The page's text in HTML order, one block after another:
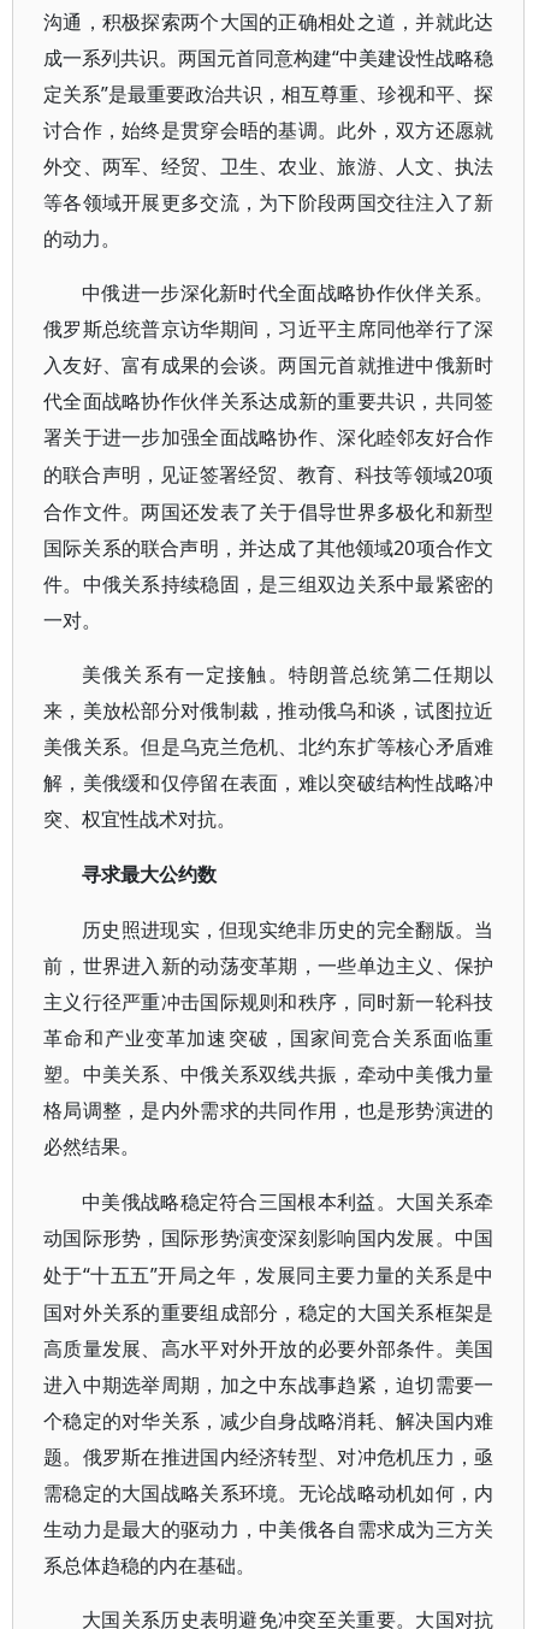
沟通，积极探索两个大国的正确相处之道，并就此达
成一系列共识。两国元首同意构建“中美建设性战略稳
定关系”是最重要政治共识，相互尊重、珍视和平、探
讨合作，始终是贯穿会晤的基调。此外，双方还愿就
外交、两军、经贸、卫生、农业、旅游、人文、执法
等各领域开展更多交流，为下阶段两国交往注入了新
的动力。
中俄进一步深化新时代全面战略协作伙伴关系。
俄罗斯总统普京访华期间，习近平主席同他举行了深
入友好、富有成果的会谈。两国元首就推进中俄新时
代全面战略协作伙伴关系达成新的重要共识，共同签
署关于进一步加强全面战略协作、深化睦邻友好合作
的联合声明，见证签署经贸、教育、科技等领域20项
合作文件。两国还发表了关于倡导世界多极化和新型
国际关系的联合声明，并达成了其他领域20项合作文
件。中俄关系持续稳固，是三组双边关系中最紧密的
一对。
美俄关系有一定接触。特朗普总统第二任期以
来，美放松部分对俄制裁，推动俄乌和谈，试图拉近
美俄关系。但是乌克兰危机、北约东扩等核心矛盾难
解，美俄缓和仅停留在表面，难以突破结构性战略冲
突、权宜性战术对抗。
寻求最大公约数
历史照进现实，但现实绝非历史的完全翻版。当
前，世界进入新的动荡变革期，一些单边主义、保护
主义行径严重冲击国际规则和秩序，同时新一轮科技
革命和产业变革加速突破，国家间竞合关系面临重
塑。中美关系、中俄关系双线共振，牵动中美俄力量
格局调整，是内外需求的共同作用，也是形势演进的
必然结果。
中美俄战略稳定符合三国根本利益。大国关系牵
动国际形势，国际形势演变深刻影响国内发展。中国
处于“十五五”开局之年，发展同主要力量的关系是中
国对外关系的重要组成部分，稳定的大国关系框架是
高质量发展、高水平对外开放的必要外部条件。美国
进入中期选举周期，加之中东战事趋紧，迫切需要一
个稳定的对华关系，减少自身战略消耗、解决国内难
题。俄罗斯在推进国内经济转型、对冲危机压力，亟
需稳定的大国战略关系环境。无论战略动机如何，内
生动力是最大的驱动力，中美俄各自需求成为三方关
系总体趋稳的内在基础。
大国关系历史表明避免冲突至关重要。大国对抗